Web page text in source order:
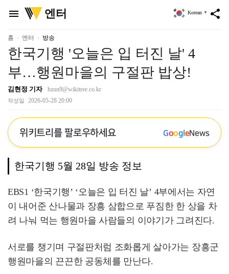
menu
위
키
리
엔터 share
Korean ▼
홈 엔터 방송
한국기행 '오늘은 입 터진 날' 4
부…행원마을의 구절판 밥상!
김현정 기자 hzun9@wikitree.co.kr
작성일 2026-05-28 20:00
위키트리를 팔로우하세요 GoogleNews
한국기행 5월 28일 방송 정보
EBS1 ‘한국기행’ ‘오늘은 입 터진 날’ 4부에서는 자연
이 내어준 산나물과 장흥 삼합으로 푸짐한 한 상을 차
려 나눠 먹는 행원마을 사람들의 이야기가 그려진다.
서로를 챙기며 구절판처럼 조화롭게 살아가는 장흥군
행원마을의 끈끈한 공동체를 만난다.